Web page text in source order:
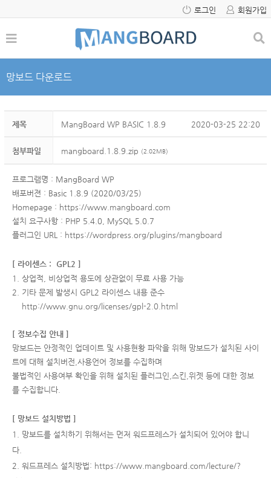
로그인 회원가입
망보드 다운로드
제목 MangBoard WP BASIC 1.8.9 2020-03-25 22:20
첨부파일 mangboard.1.8.9.zip (2.02MB)
프로그램명 : MangBoard WP
배포버젼 : Basic 1.8.9 (2020/03/25)
Homepage : https://www.mangboard.com
설치 요구사항 : PHP 5.4.0, MySQL 5.0.7
플러그인 URL : https://wordpress.org/plugins/mangboard
[ 라이센스 : GPL2 ]
1. 상업적, 비상업적 용도에 상관없이 무료 사용 가능
2. 기타 문제 발생시 GPL2 라이센스 내용 준수
http://www.gnu.org/licenses/gpl-2.0.html
[ 정보수집 안내 ]
망보드는 안정적인 업데이트 및 사용현황 파악을 위해 망보드가 설치된 사이
트에 대해 설치버전,사용언어 정보를 수집하며
불법적인 사용여부 확인을 위해 설치된 플러그인,스킨,위젯 등에 대한 정보
를 수집합니다.
[ 망보드 설치방법 ]
1. 망보드를 설치하기 위해서는 먼저 워드프레스가 설치되어 있어야 합니
다.
2. 워드프레스 설치방법: https://www.mangboard.com/lecture/?